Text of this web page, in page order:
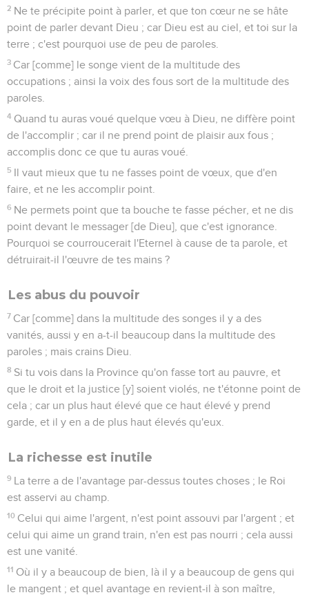
2 Ne te précipite point à parler, et que ton cœur ne se hâte
point de parler devant Dieu ; car Dieu est au ciel, et toi sur la
terre ; c'est pourquoi use de peu de paroles.
3 Car [comme] le songe vient de la multitude des
occupations ; ainsi la voix des fous sort de la multitude des
paroles.
4 Quand tu auras voué quelque vœu à Dieu, ne diffère point
de l'accomplir ; car il ne prend point de plaisir aux fous ;
accomplis donc ce que tu auras voué.
5 Il vaut mieux que tu ne fasses point de vœux, que d'en
faire, et ne les accomplir point.
6 Ne permets point que ta bouche te fasse pécher, et ne dis
point devant le messager [de Dieu], que c'est ignorance.
Pourquoi se courroucerait l'Eternel à cause de ta parole, et
détruirait-il l'œuvre de tes mains ?
Les abus du pouvoir
7 Car [comme] dans la multitude des songes il y a des
vanités, aussi y en a-t-il beaucoup dans la multitude des
paroles ; mais crains Dieu.
8 Si tu vois dans la Province qu'on fasse tort au pauvre, et
que le droit et la justice [y] soient violés, ne t'étonne point de
cela ; car un plus haut élevé que ce haut élevé y prend
garde, et il y en a de plus haut élevés qu'eux.
La richesse est inutile
9 La terre a de l'avantage par-dessus toutes choses ; le Roi
est asservi au champ.
10 Celui qui aime l'argent, n'est point assouvi par l'argent ; et
celui qui aime un grand train, n'en est pas nourri ; cela aussi
est une vanité.
11 Où il y a beaucoup de bien, là il y a beaucoup de gens qui
le mangent ; et quel avantage en revient-il à son maître,